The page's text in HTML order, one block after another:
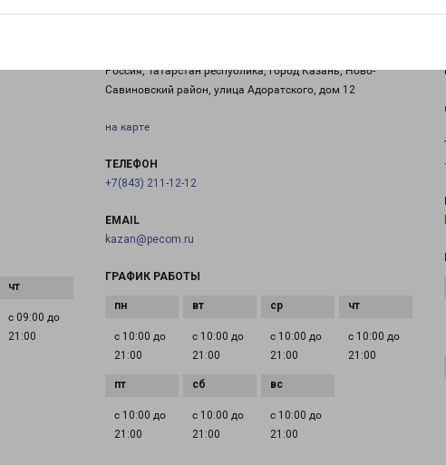
с 09:00 до
21:00
Россия, Татарстан республика, город Казань, Ново-
Савиновский район, улица Адоратского, дом 12
на карте
ТЕЛЕФОН
+7(843) 211-12-12
EMAIL
kazan@pecom.ru
ГРАФИК РАБОТЫ
с 10:00 до
21:00
с 10:00 до
21:00
с 10:00 до
21:00
с 10:00 до
21:00
с 10:00 до
21:00
с 10:00 до
21:00
с 10:00 до
21:00